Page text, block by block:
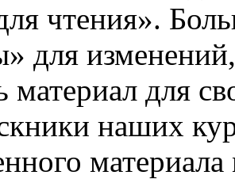
чтения».
для
материал для
наших